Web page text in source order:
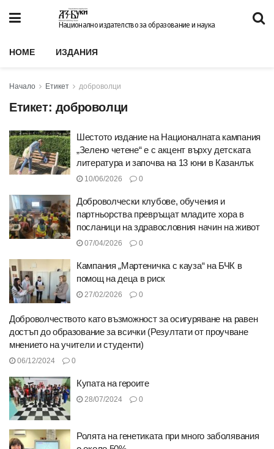
Национално издателство за образование и наука
HOME ИЗДАНИЯ
Начало Етикет доброволци
Етикет: доброволци
Шестото издание на Националната кампания
„Зелено четене“ e с акцент върху детската
литература и започва на 13 юни в Казанлък
10/06/2026 0
Доброволчески клубове, обучения и
партньорства превръщат младите хора в
посланици на здравословния начин на живот
07/04/2026 0
Кампания „Мартеничка с кауза“ на БЧК в
помощ на деца в риск
27/02/2026 0
Доброволчеството като възможност за осигуряване на равен
достъп до образование за всички (Резултати от проучване
мнението на учители и студенти)
06/12/2024 0
Купата на героите
28/07/2024 0
Ролята на генетиката при много заболявания